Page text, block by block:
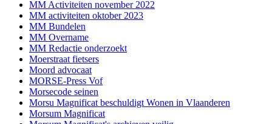
MM Activiteiten november 2022
MM activiteiten oktober 2023
MM Bundelen
MM Overname
MM Redactie onderzoekt
Moerstraat fietsers
Moord advocaat
MORSE-Press Vof
Morsecode seinen
Morsu Magnificat beschuldigt Wonen in Vlaanderen
Morsum Magnificat